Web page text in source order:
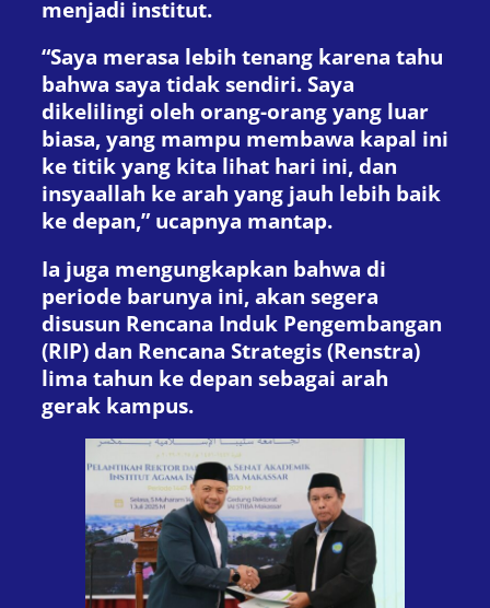
menjadi institut.
“Saya merasa lebih tenang karena tahu
bahwa saya tidak sendiri. Saya
dikelilingi oleh orang-orang yang luar
biasa, yang mampu membawa kapal ini
ke titik yang kita lihat hari ini, dan
insyaallah ke arah yang jauh lebih baik
ke depan,” ucapnya mantap.
Ia juga mengungkapkan bahwa di
periode barunya ini, akan segera
disusun Rencana Induk Pengembangan
(RIP) dan Rencana Strategis (Renstra)
lima tahun ke depan sebagai arah
gerak kampus.